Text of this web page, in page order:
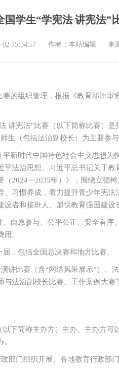
国学生“学宪法 讲宪法”
15:54:57 作者：本站编辑 来
的组织管理，根据《教育部评审
讲宪法”比赛（以下简称比赛）
生（包括法治副校长）为主要参
新时代中国特色社会主义思想为
平法治思想、习近平总书记关于
（2024—2035年）》，围绕立德
、习惯养成，着力提升青少年宪
设者和接班人、加快教育强国建设
自愿参与、公平公正、安全有序
。
，包括全国总决赛和地方比赛。
讲比赛（含“网络风采展示”）、
与法治副校长比赛、工作案例大
下简称主办方）主办。主办方可
部门组织开展。各地教育行政部